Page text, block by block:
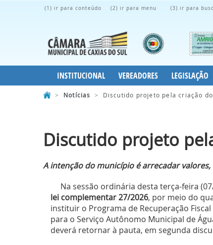
(1) ir para conteúdo (2) ir para menu (3) ir para
INSTITUCIONAL VEREADORES LEGISLAÇÃO
> Notícias > Discutido projeto pela criação
Discutido projeto
A intenção do município é arrecadar
Na sessão ordinária desta terça-feira
lei complementar 27/2026, por meio do
instituir o Programa de Recuperação Fiscal
para o Serviço Autônomo Municipal de
deverá retornar à pauta, em segunda